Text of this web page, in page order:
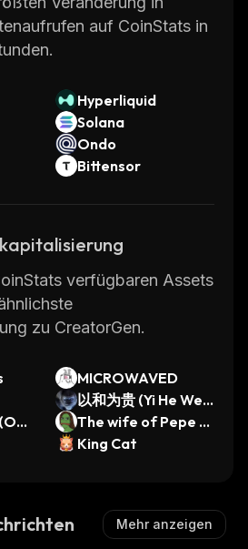
auf CoinStats in
Hyperliquid
Solana
Ondo
Bittensor
verfügbaren Assets
zu CreatorGen.
MICROWAVED
以和为贵 (Yi He Wei
Gui)
The wife of Pepe T
he Frog
King Cat
Mehr anzeigen